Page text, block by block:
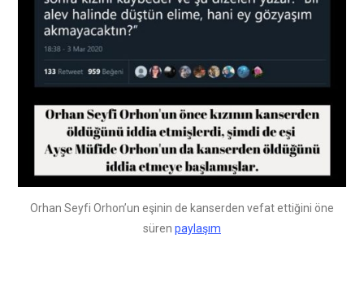
Orhan Seyfi Orhon’un eşinin de kanserden vefat ettiğini öne
süren paylaşım